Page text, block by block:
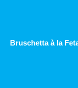
Bruschetta à la